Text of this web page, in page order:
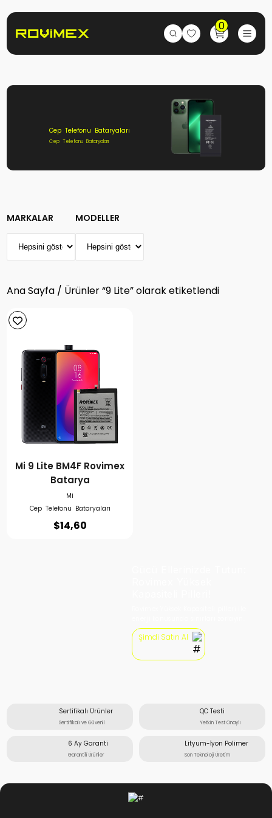
0
Cep Telefonu Bataryaları
Cep Telefonu Bataryaları
MARKALAR MODELLER
Ana Sayfa / Ürünler “9 Lite” olarak etiketlendi
Mi 9 Lite BM4F Rovimex
Batarya
Mi
Cep Telefonu Bataryaları
$14,60
Şimdi Satın Al
Sertifikalı Ürünler
Sertifikalı ve Güvenli
QC Testi
Yetkin Test Onaylı
6 Ay Garanti
Garantili Ürünler
Lityum-İyon Polimer
Son Teknoloji Üretim